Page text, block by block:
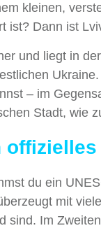
kleinen,
ist? Dann ist
und liegt in
– im
Stadt, wie
du ein
mit
sind. Im